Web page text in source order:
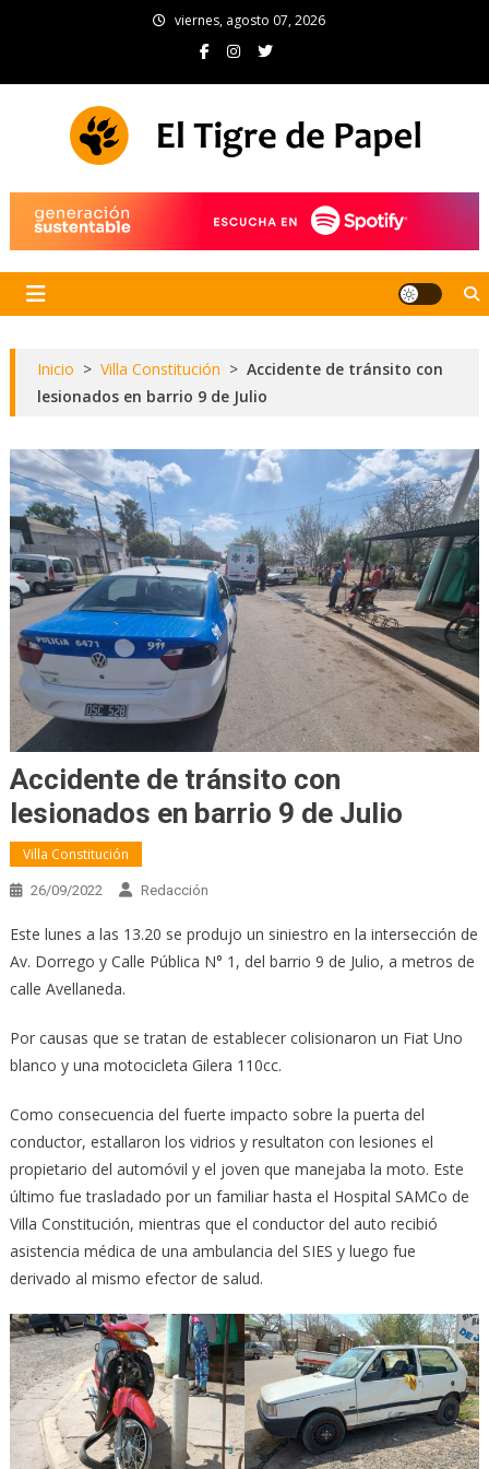
viernes, agosto 07, 2026
Inicio > Villa Constitución > Accidente de tránsito con
lesionados en barrio 9 de Julio
Accidente de tránsito con
lesionados en barrio 9 de Julio
Villa Constitución
26/09/2022 Redacción
Este lunes a las 13.20 se produjo un siniestro en la intersección de
Av. Dorrego y Calle Pública N° 1, del barrio 9 de Julio, a metros de
calle Avellaneda.
Por causas que se tratan de establecer colisionaron un Fiat Uno
blanco y una motocicleta Gilera 110cc.
Como consecuencia del fuerte impacto sobre la puerta del
conductor, estallaron los vidrios y resultaton con lesiones el
propietario del automóvil y el joven que manejaba la moto. Este
último fue trasladado por un familiar hasta el Hospital SAMCo de
Villa Constitución, mientras que el conductor del auto recibió
asistencia médica de una ambulancia del SIES y luego fue
derivado al mismo efector de salud.